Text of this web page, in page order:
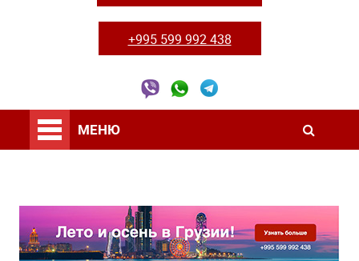
+995 599 992 438
МЕНЮ